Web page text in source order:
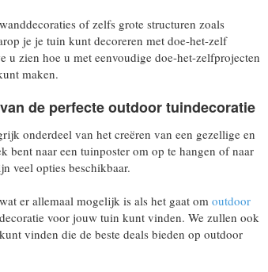
of zelfs grote structuren zoals
je je tuin kunt decoreren met doe-het-zelf
u zien hoe u met eenvoudige doe-het-zelfprojecten
maken.
de perfecte outdoor tuindecoratie
onderdeel van het creëren van een gezellige en
bent naar een tuinposter om op te hangen of naar
veel opties beschikbaar.
er allemaal mogelijk is als het gaat om outdoor
voor jouw tuin kunt vinden. We zullen ook
vinden die de beste deals bieden op outdoor